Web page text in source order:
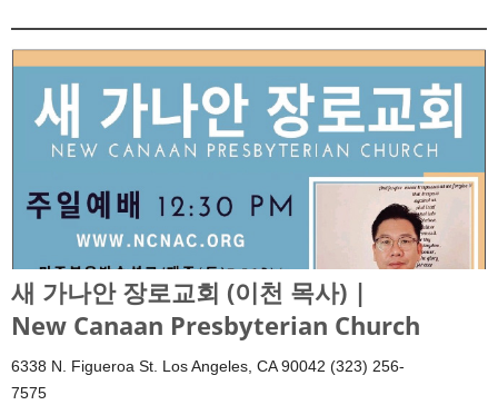
새 가나안 장로교회 (이천 목사) |
New Canaan Presbyterian Church
6338 N. Figueroa St. Los Angeles, CA 90042 (323) 256-
7575